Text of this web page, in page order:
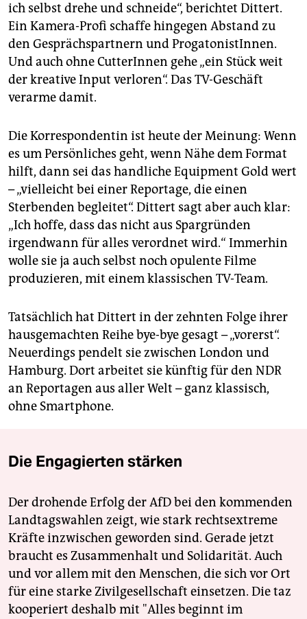
ich selbst drehe und schneide“, berichtet Dittert.
Ein Kamera-Profi schaffe hingegen Abstand zu
den Gesprächspartnern und ProgatonistInnen.
Und auch ohne CutterInnen gehe „ein Stück weit
der kreative Input verloren“. Das TV-Geschäft
verarme damit.
Die Korrespondentin ist heute der Meinung: Wenn
es um Persönliches geht, wenn Nähe dem Format
hilft, dann sei das handliche Equipment Gold wert
– „vielleicht bei einer Reportage, die einen
Sterbenden begleitet“. Dittert sagt aber auch klar:
„Ich hoffe, dass das nicht aus Spargründen
irgendwann für alles verordnet wird.“ Immerhin
wolle sie ja auch selbst noch opulente Filme
produzieren, mit einem klassischen TV-Team.
Tatsächlich hat Dittert in der zehnten Folge ihrer
hausgemachten Reihe bye-bye gesagt – „vorerst“.
Neuerdings pendelt sie zwischen London und
Hamburg. Dort arbeitet sie künftig für den NDR
an Reportagen aus aller Welt – ganz klassisch,
ohne Smartphone.
Die Engagierten stärken
Der drohende Erfolg der AfD bei den kommenden
Landtagswahlen zeigt, wie stark rechtsextreme
Kräfte inzwischen geworden sind. Gerade jetzt
braucht es Zusammenhalt und Solidarität. Auch
und vor allem mit den Menschen, die sich vor Ort
für eine starke Zivilgesellschaft einsetzen. Die taz
kooperiert deshalb mit "Alles beginnt im